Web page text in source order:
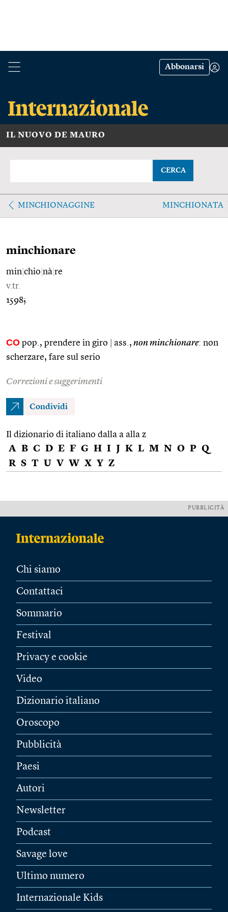
Abbonarsi
IL NUOVO DE MAURO
CERCA
MINCHIONAGGINE MINCHIONATA
minchionare
min chio nà re
v.tr.
1598;
CO pop., prendere in giro ass., non minchionare: non
scherzare, fare sul serio
Correzioni e suggerimenti
Condividi
Il dizionario di italiano dalla a alla z
A B C D E F G H I J K L M N O P Q
R S T U V W X Y Z
PUBBLICITÀ
Chi siamo
Contattaci
Sommario
Festival
Privacy e cookie
Video
Dizionario italiano
Oroscopo
Pubblicità
Paesi
Autori
Newsletter
Podcast
Savage love
Ultimo numero
Internazionale Kids